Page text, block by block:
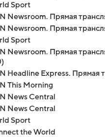
Sport
Newsroom. Прямая
Newsroom. Прямая
Sport
Newsroom. Прямая
Headline Express. Прямая
This Morning
News Central
News Central
Sport
the World